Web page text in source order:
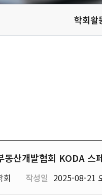
학회활
산개발협회 KODA 스
회 작성일 2025-08-21